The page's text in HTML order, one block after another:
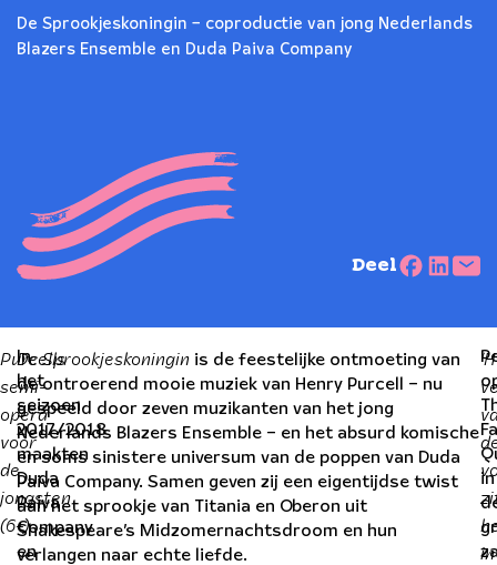
De Sprookjeskoningin – coproductie van jong Nederlands
Blazers Ensemble en Duda Paiva Company
Deel
Purcells
semi-
opera
voor
de
jongsten
(6+)
In
het
seizoen
2017/2018
maakten
Duda
Paiva
Company
en
De Sprookjeskoningin is de feestelijke ontmoeting van
de ontroerend mooie muziek van Henry Purcell – nu
gespeeld door zeven muzikanten van het jong
Nederlands Blazers Ensemble – en het absurd komische
en soms sinistere universum van de poppen van Duda
Paiva Company. Samen geven zij een eigentijdse twist
aan het sprookje van Titania en Oberon uit
Shakespeare’s Midzomernachtsdroom en hun
verlangen naar echte liefde.
in
in